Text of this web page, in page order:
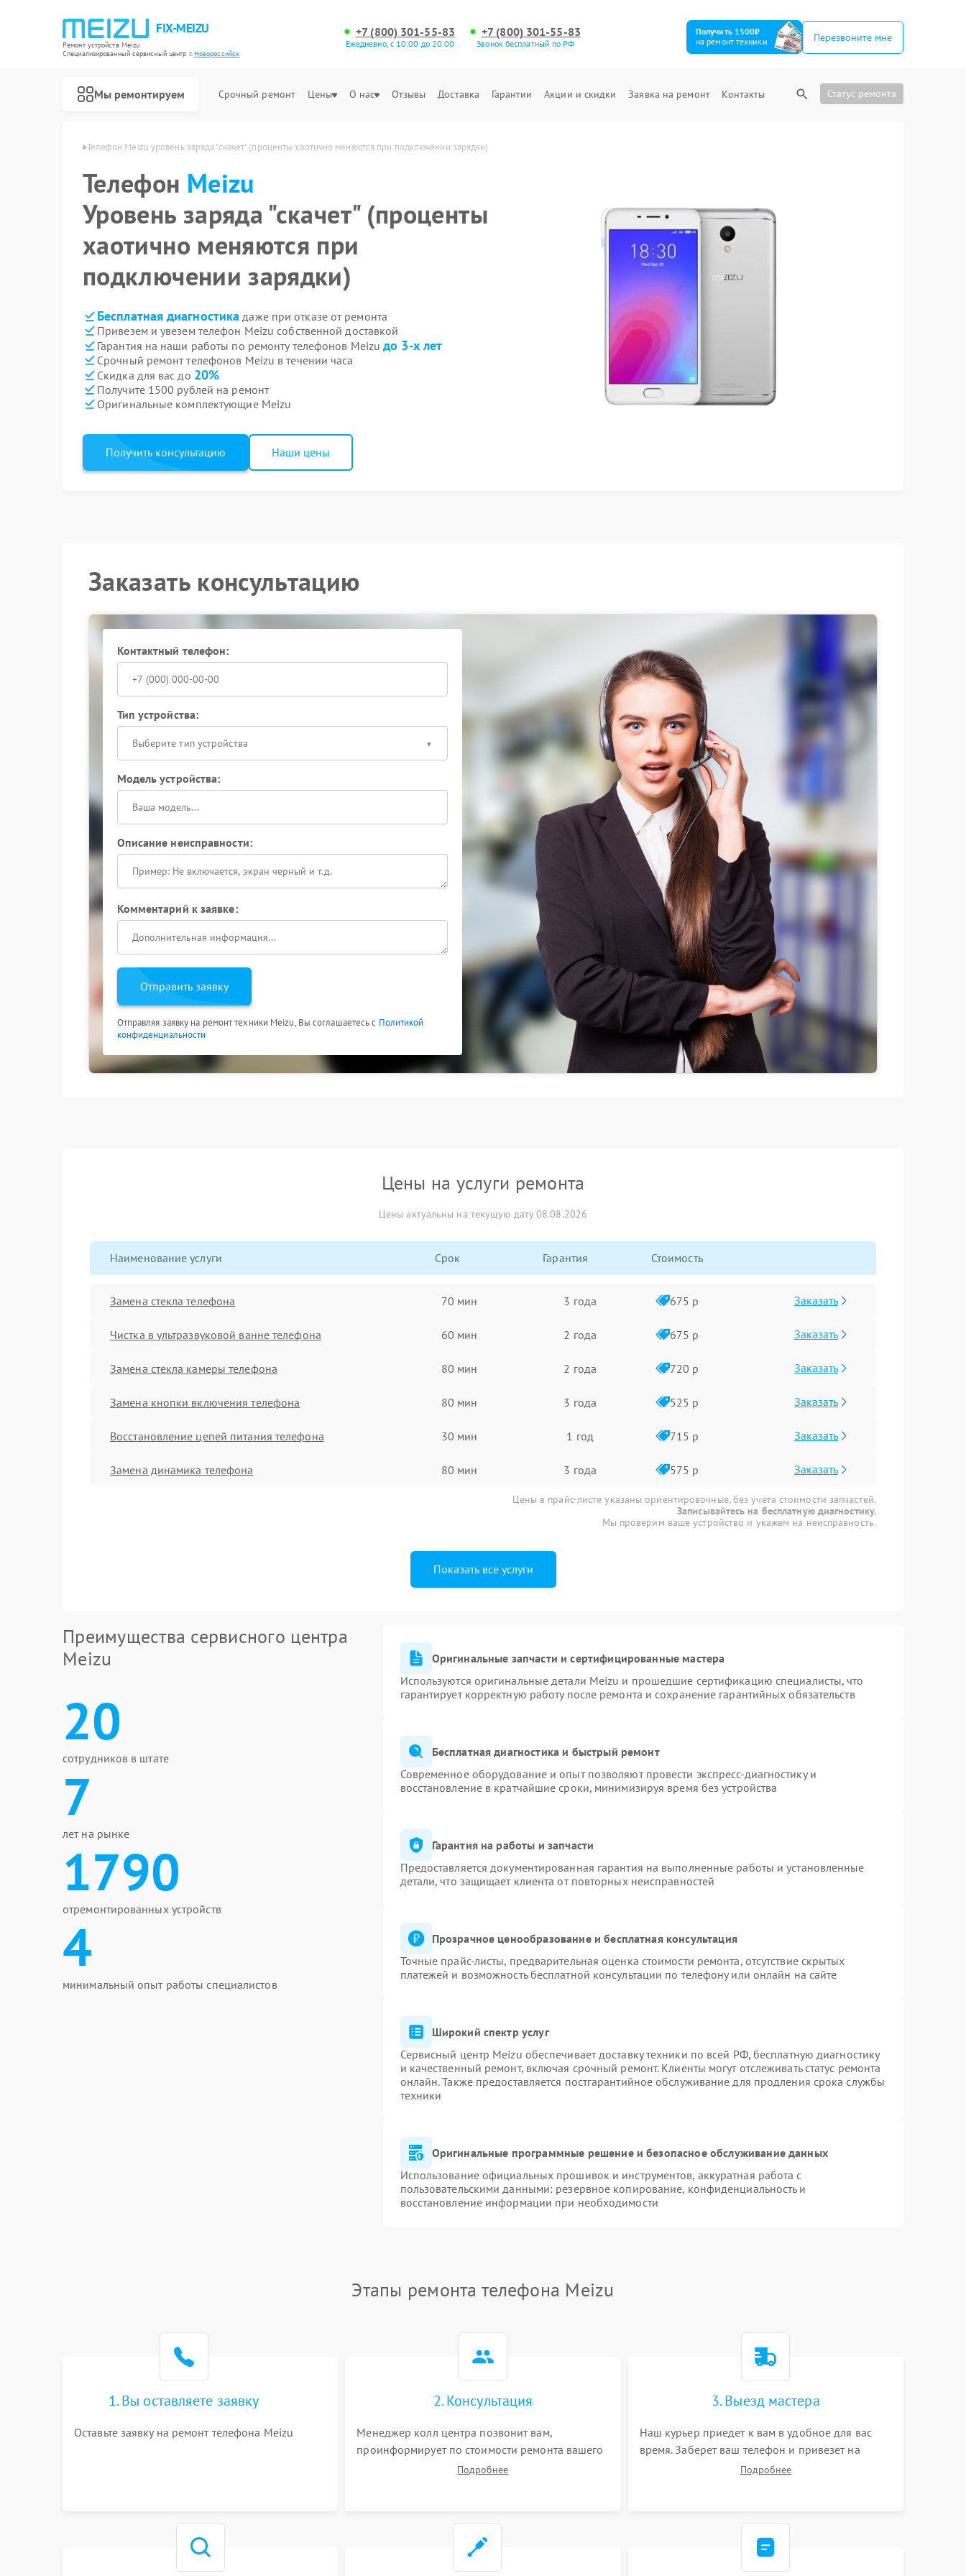
FIX-MEIZU
Ремонт устройств Meizu
Специализированный cервисный центр г.Новороссийск
+7 (800) 301-55-83
Ежедневно, с 10:00 до 20:00
+7 (800) 301-55-83
Звонок бесплатный по РФ
Получить 1500₽
на ремонт техники
Перезвоните мне
Мы ремонтируем Срочный ремонт Цены О нас Отзывы Доставка Гарантии Акции и скидки Заявка на ремонт Контакты Статус ремонта
Телефон Meizu уровень заряда "скачет" (проценты хаотично меняются при подключении зарядки)
Телефон Meizu
Уровень заряда "скачет" (проценты
хаотично меняются при
подключении зарядки)
Бесплатная диагностика даже при отказе от ремонта
Привезем и увезем телефон Meizu собственной доставкой
Гарантия на наши работы по ремонту телефонов Meizuдо 3-х лет
Срочный ремонт телефонов Meizu в течении часа
Скидка для вас до 20%
Получите 1500 рублей на ремонт
Оригинальные комплектующие Meizu
Получить консультацию Наши цены
Заказать консультацию
Контактный телефон:
Тип устройства:
Выберите тип устройства
Модель устройства:
Описание неисправности:
Комментарий к заявке:
Отправить заявку
Отправляя заявку на ремонт техники Meizu, Вы соглашаетесь с Политикой
конфиденциальности
Цены на услуги ремонта
Цены актуальны на текущую дату 08.08.2026
Наименование услуги Срок Гарантия Стоимость
Замена стекла телефона 70 мин 3 года 675 р Заказать
Чистка в ультразвуковой ванне телефона 60 мин 2 года 675 р Заказать
Замена стекла камеры телефона 80 мин 2 года 720 р Заказать
Замена кнопки включения телефона 80 мин 3 года 525 р Заказать
Восстановление цепей питания телефона 30 мин 1 год 715 р Заказать
Замена динамика телефона 80 мин 3 года 575 р Заказать
Цены в прайс-листе указаны ориентировочные, без учета стоимости запчастей.
Записывайтесь на бесплатную диагностику.
Мы проверим ваше устройство и укажем на неисправность.
Показать все услуги
Преимущества сервисного центра
Meizu
20
сотрудников в штате
7
лет на рынке
1790
отремонтированных устройств
4
минимальный опыт работы специалистов
Оригинальные запчасти и сертифицированные мастера
Используются оригинальные детали Meizu и прошедшие сертификацию специалисты, что
гарантирует корректную работу после ремонта и сохранение гарантийных обязательств
Бесплатная диагностика и быстрый ремонт
Современное оборудование и опыт позволяют провести экспресс-диагностику и
восстановление в кратчайшие сроки, минимизируя время без устройства
Гарантия на работы и запчасти
Предоставляется документированная гарантия на выполненные работы и установленные
детали, что защищает клиента от повторных неисправностей
Прозрачное ценообразование и бесплатная консультация
Точные прайс-листы, предварительная оценка стоимости ремонта, отсутствие скрытых
платежей и возможность бесплатной консультации по телефону или онлайн на сайте
Широкий спектр услуг
Сервисный центр Meizu обеспечивает доставку техники по всей РФ, бесплатную диагностику
и качественный ремонт, включая срочный ремонт. Клиенты могут отслеживать статус ремонта
онлайн. Также предоставляется постгарантийное обслуживание для продления срока службы
техники
Оригинальные программные решение и безопасное обслуживание данных
Использование официальных прошивок и инструментов, аккуратная работа с
пользовательскими данными: резервное копирование, конфиденциальность и
восстановление информации при необходимости
Этапы ремонта телефона Meizu
1. Вы оставляете заявку
Оставьте заявку на ремонт телефона Meizu
2. Консультация
Менеджер колл центра позвонит вам,
проинформирует по стоимости ремонта вашего
телефона а также ответит на все ваши вопросы.
Подробнее
3. Выезд мастера
Наш курьер приедет к вам в удобное для вас
время. Заберет ваш телефон и привезет на
склад для диагностики.Подробнее